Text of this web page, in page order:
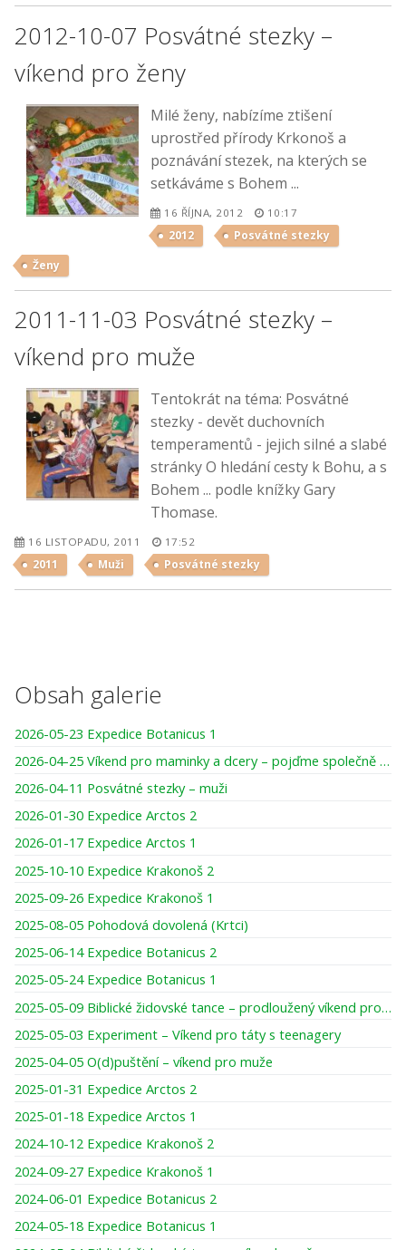
2012-10-07 Posvátné stezky –
víkend pro ženy
Milé ženy, nabízíme ztišení
uprostřed přírody Krkonoš a
poznávání stezek, na kterých se
setkáváme s Bohem ...
16 ŘÍJNA, 2012 10:17
2012
Posvátné stezky
Ženy
2011-11-03 Posvátné stezky –
víkend pro muže
Tentokrát na téma: Posvátné
stezky - devět duchovních
temperamentů - jejich silné a slabé
stránky O hledání cesty k Bohu, a s
Bohem ... podle knížky Gary
Thomase.
16 LISTOPADU, 2011 17:52
2011 Muži Posvátné stezky
Obsah galerie
2026-05-23 Expedice Botanicus 1
2026-04-25 Víkend pro maminky a dcery – pojďme společně tvořit, smát se, darovat si čas
2026-04-11 Posvátné stezky – muži
2026-01-30 Expedice Arctos 2
2026-01-17 Expedice Arctos 1
2025-10-10 Expedice Krakonoš 2
2025-09-26 Expedice Krakonoš 1
2025-08-05 Pohodová dovolená (Krtci)
2025-06-14 Expedice Botanicus 2
2025-05-24 Expedice Botanicus 1
2025-05-09 Biblické židovské tance – prodloužený víkend pro ženy
2025-05-03 Experiment – Víkend pro táty s teenagery
2025-04-05 O(d)puštění – víkend pro muže
2025-01-31 Expedice Arctos 2
2025-01-18 Expedice Arctos 1
2024-10-12 Expedice Krakonoš 2
2024-09-27 Expedice Krakonoš 1
2024-06-01 Expedice Botanicus 2
2024-05-18 Expedice Botanicus 1